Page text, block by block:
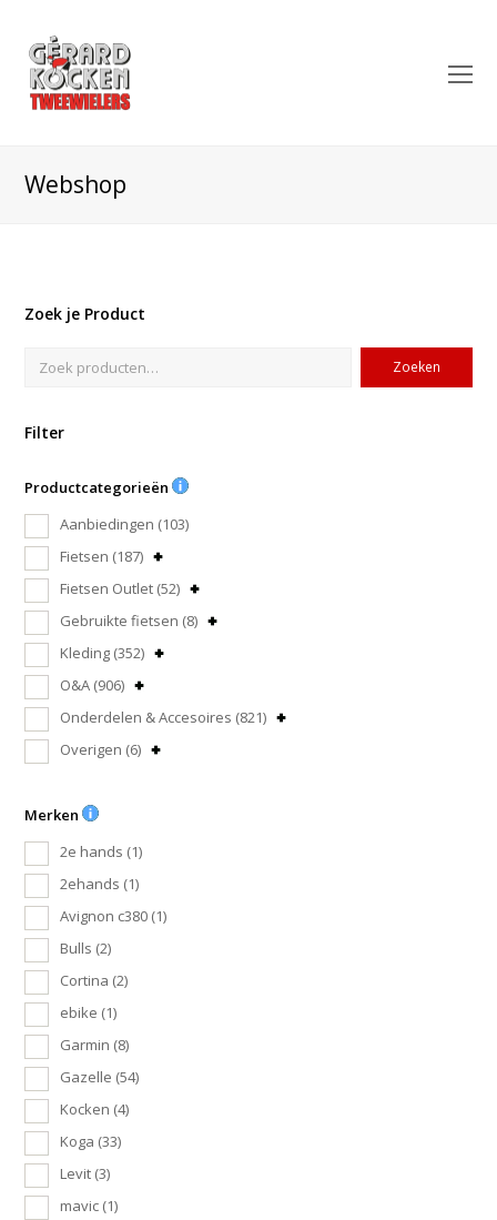
Webshop
Zoek je Product
Zoeken
Filter
Productcategorieën
Aanbiedingen (103)
Fietsen (187)
Fietsen Outlet (52)
Gebruikte fietsen (8)
Kleding (352)
O&A (906)
Onderdelen & Accesoires (821)
Overigen (6)
Merken
2e hands (1)
2ehands (1)
Avignon c380 (1)
Bulls (2)
Cortina (2)
ebike (1)
Garmin (8)
Gazelle (54)
Kocken (4)
Koga (33)
Levit (3)
mavic (1)